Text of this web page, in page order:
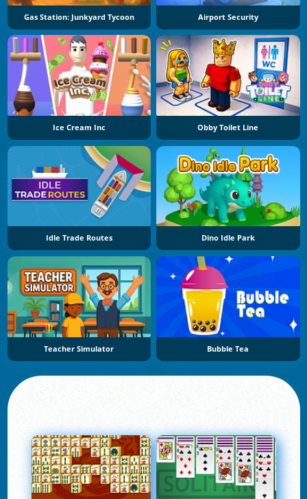
Gas Station: Junkyard Tycoon Airport Security
Ice Cream Inc Obby Toilet Line
Idle Trade Routes Dino Idle Park
Teacher Simulator Bubble Tea